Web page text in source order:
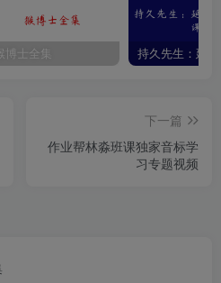
博士全集
下一篇
作业帮林淼班课独家音标学
习专题视频